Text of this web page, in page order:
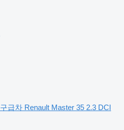
구급차 Renault Master 35 2.3 DCI